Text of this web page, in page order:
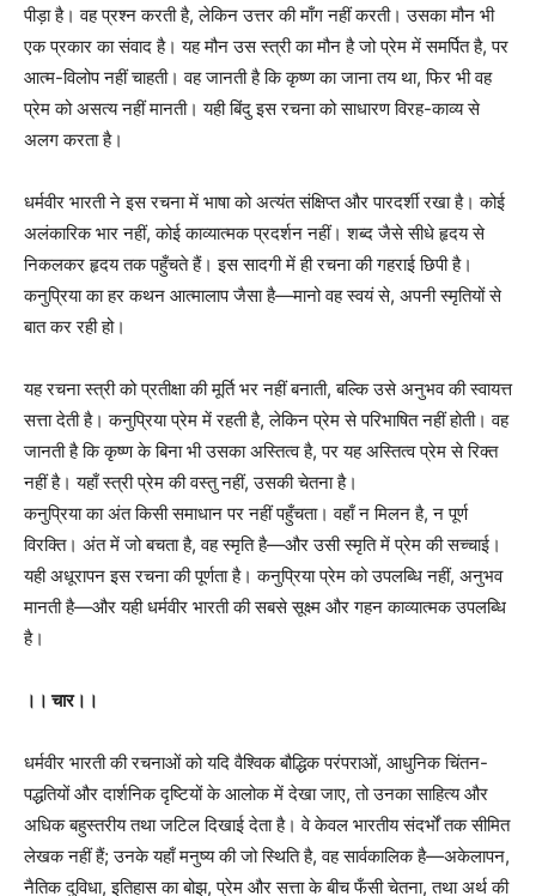
पीड़ा है। वह प्रश्न करती है, लेकिन उत्तर की माँग नहीं करती। उसका मौन भी
एक प्रकार का संवाद है। यह मौन उस स्त्री का मौन है जो प्रेम में समर्पित है, पर
आत्म-विलोप नहीं चाहती। वह जानती है कि कृष्ण का जाना तय था, फिर भी वह
प्रेम को असत्य नहीं मानती। यही बिंदु इस रचना को साधारण विरह-काव्य से
अलग करता है।
धर्मवीर भारती ने इस रचना में भाषा को अत्यंत संक्षिप्त और पारदर्शी रखा है। कोई
अलंकारिक भार नहीं, कोई काव्यात्मक प्रदर्शन नहीं। शब्द जैसे सीधे हृदय से
निकलकर हृदय तक पहुँचते हैं। इस सादगी में ही रचना की गहराई छिपी है।
कनुप्रिया का हर कथन आत्मालाप जैसा है—मानो वह स्वयं से, अपनी स्मृतियों से
बात कर रही हो।
यह रचना स्त्री को प्रतीक्षा की मूर्ति भर नहीं बनाती, बल्कि उसे अनुभव की स्वायत्त
सत्ता देती है। कनुप्रिया प्रेम में रहती है, लेकिन प्रेम से परिभाषित नहीं होती। वह
जानती है कि कृष्ण के बिना भी उसका अस्तित्व है, पर यह अस्तित्व प्रेम से रिक्त
नहीं है। यहाँ स्त्री प्रेम की वस्तु नहीं, उसकी चेतना है।
कनुप्रिया का अंत किसी समाधान पर नहीं पहुँचता। वहाँ न मिलन है, न पूर्ण
विरक्ति। अंत में जो बचता है, वह स्मृति है—और उसी स्मृति में प्रेम की सच्चाई।
यही अधूरापन इस रचना की पूर्णता है। कनुप्रिया प्रेम को उपलब्धि नहीं, अनुभव
मानती है—और यही धर्मवीर भारती की सबसे सूक्ष्म और गहन काव्यात्मक उपलब्धि
है।
।। चार।।
धर्मवीर भारती की रचनाओं को यदि वैश्विक बौद्धिक परंपराओं, आधुनिक चिंतन-
पद्धतियों और दार्शनिक दृष्टियों के आलोक में देखा जाए, तो उनका साहित्य और
अधिक बहुस्तरीय तथा जटिल दिखाई देता है। वे केवल भारतीय संदर्भों तक सीमित
लेखक नहीं हैं; उनके यहाँ मनुष्य की जो स्थिति है, वह सार्वकालिक है—अकेलापन,
नैतिक दुविधा, इतिहास का बोझ, प्रेम और सत्ता के बीच फँसी चेतना, तथा अर्थ की